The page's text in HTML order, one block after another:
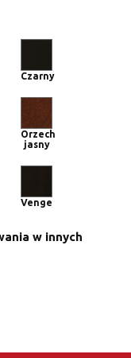
Czarny
Orzech
jasny
Venge
w innych